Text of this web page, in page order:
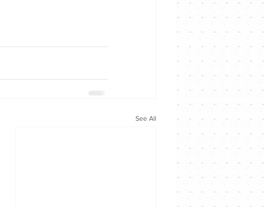
See All